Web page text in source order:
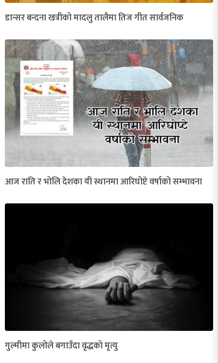
डान्सर बन्दना खत्रीको मादलु तालैमा तिज गीत सार्वजनिक
आज राति र भोलि देशका यी स्थानमा आरिघोप्टे वर्षाको सम्भावना
गुल्मीमा कुलोले बगाउँदा वृद्धको मृत्यु